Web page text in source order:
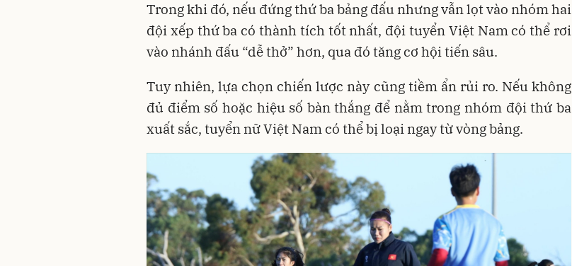
Trong khi đó, nếu đứng thứ ba bảng đấu nhưng vẫn lọt vào nhóm hai
đội xếp thứ ba có thành tích tốt nhất, đội tuyển Việt Nam có thể rơi
vào nhánh đấu “dễ thở” hơn, qua đó tăng cơ hội tiến sâu.
Tuy nhiên, lựa chọn chiến lược này cũng tiềm ẩn rủi ro. Nếu không
đủ điểm số hoặc hiệu số bàn thắng để nằm trong nhóm đội thứ ba
xuất sắc, tuyển nữ Việt Nam có thể bị loại ngay từ vòng bảng.